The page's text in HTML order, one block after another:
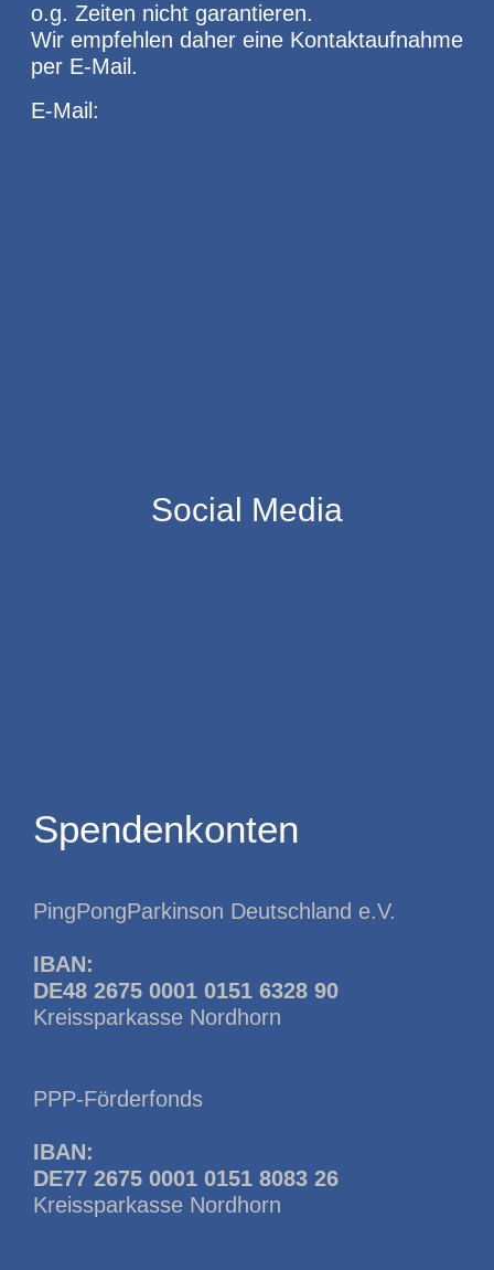
o.g. Zeiten nicht garantieren.
Wir empfehlen daher eine Kontaktaufnahme
per E-Mail.
E-Mail:
Social Media
Spendenkonten
PingPongParkinson Deutschland e.V.
IBAN:
DE48 2675 0001 0151 6328 90
Kreissparkasse Nordhorn
PPP-Förderfonds
IBAN:
DE77 2675 0001 0151 8083 26
Kreissparkasse Nordhorn